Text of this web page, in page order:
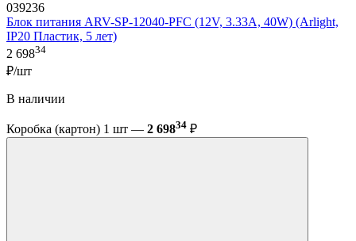
039236
Блок питания ARV-SP-12040-PFC (12V, 3.33A, 40W) (Arlight,
IP20 Пластик, 5 лет)
2 69834
₽/шт
В наличии
Коробка (картон) 1 шт — 2 69834 ₽